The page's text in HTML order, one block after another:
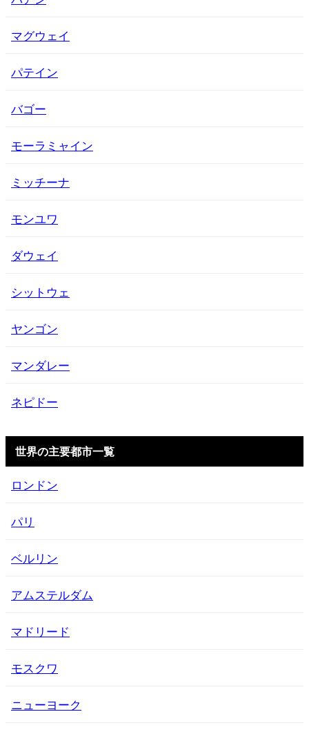
マグウェイ
パテイン
バゴー
モーラミャイン
ミッチーナ
モンユワ
ダウェイ
シットウェ
ヤンゴン
マンダレー
ネピドー
世界の主要都市一覧
ロンドン
パリ
ベルリン
アムステルダム
マドリード
モスクワ
ニューヨーク